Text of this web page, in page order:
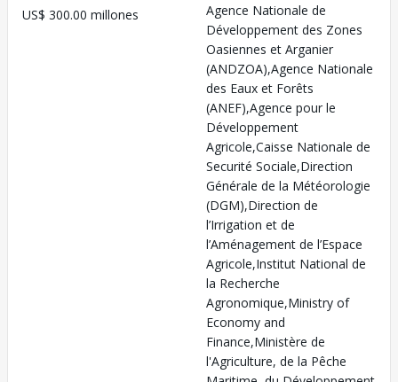
US$ 300.00 millones
Agence Nationale de
Développement des Zones
Oasiennes et Arganier
(ANDZOA),Agence Nationale
des Eaux et Forêts
(ANEF),Agence pour le
Développement
Agricole,Caisse Nationale de
Securité Sociale,Direction
Générale de la Météorologie
(DGM),Direction de
l’Irrigation et de
l’Aménagement de l’Espace
Agricole,Institut National de
la Recherche
Agronomique,Ministry of
Economy and
Finance,Ministère de
l'Agriculture, de la Pêche